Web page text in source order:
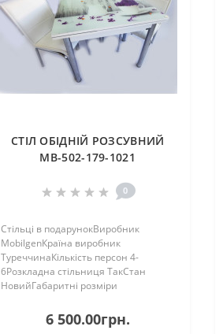
СТІЛ ОБІДНІЙ РОЗСУВНИЙ
MB-502-179-1021
0
Стільці в подарунокВиробник
MobilgenКраїна виробник
ТуреччинаКількість персон 4-
6Розкладна стільниця ТакСтан
НовийГабаритні розміри
столу 1350 ммДовжина столу в
розсунутому (розкладеному) стані
6 500.00грн.